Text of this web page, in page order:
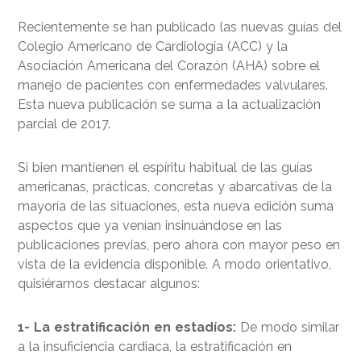
Recientemente se han publicado las nuevas guías del
Colegio Americano de Cardiología (ACC) y la
Asociación Americana del Corazón (AHA) sobre el
manejo de pacientes con enfermedades valvulares.
Esta nueva publicación se suma a la actualización
parcial de 2017.
Si bien mantienen el espíritu habitual de las guías
americanas, prácticas, concretas y abarcativas de la
mayoría de las situaciones, esta nueva edición suma
aspectos que ya venían insinuándose en las
publicaciones previas, pero ahora con mayor peso en
vista de la evidencia disponible. A modo orientativo,
quisiéramos destacar algunos:
1- La estratificación en estadíos: De modo similar
a la insuficiencia cardiaca, la estratificación en